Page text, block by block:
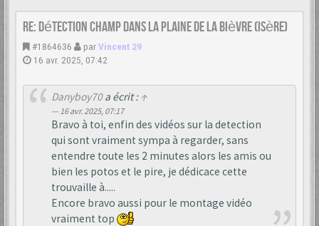
Re: Détection champ dans la Plaine de la Bièvre (Isère)
#1864636 parVincent 29
16 avr. 2025, 07:42
Danyboy70a écrit : ↑
16 avr. 2025, 07:17
Bravo à toi, enfin des vidéos sur la detection
qui sont vraiment sympa à regarder, sans
entendre toute les 2 minutes alors les amis ou
bien les potos et le pire, je dédicace cette
trouvaille à.....
Encore bravo aussi pour le montage vidéo
vraiment top